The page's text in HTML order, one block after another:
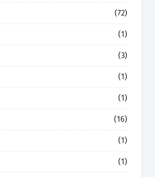
(72)
(1)
(3)
(1)
(1)
(16)
(1)
(1)